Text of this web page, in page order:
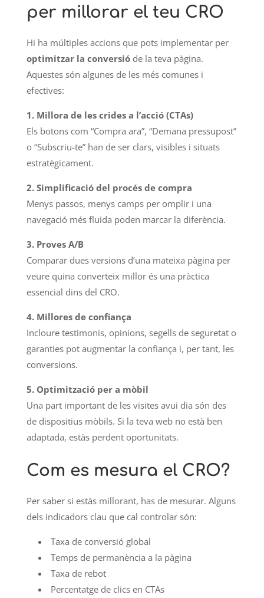
per millorar el teu CRO
Hi ha múltiples accions que pots implementar per
optimitzar la conversióde la teva pàgina.
Aquestes són algunes de les més comunes i
efectives:
1. Millora de les crides a l’acció (CTAs)
Els botons com “Compra ara”, “Demana pressupost”
o “Subscriu-te” han de ser clars, visibles i situats
estratègicament.
2. Simplificació del procés de compra
Menys passos, menys camps per omplir i una
navegació més fluida poden marcar la diferència.
3. Proves A/B
Comparar dues versions d’una mateixa pàgina per
veure quina converteix millor és una pràctica
essencial dins del CRO.
4. Millores de confiança
Incloure testimonis, opinions, segells de seguretat o
garanties pot augmentar la confiança i, per tant, les
conversions.
5. Optimització per a mòbil
Una part important de les visites avui dia són des
de dispositius mòbils. Si la teva web no està ben
adaptada, estàs perdent oportunitats.
Com es mesura el CRO?
Per saber si estàs millorant, has de mesurar. Alguns
dels indicadors clau que cal controlar són:
Taxa de conversió global
Temps de permanència a la pàgina
Taxa de rebot
Percentatge de clics en CTAs